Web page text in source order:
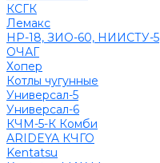
КСГК
Лемакс
НР-18, ЗИО-60, НИИСТУ-5
ОЧАГ
Хопер
Котлы чугунные
Универсал-5
Универсал-6
КЧМ-5-К Комби
ARIDEYA КЧГО
Kentatsu